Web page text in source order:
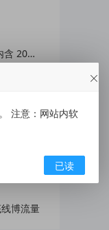
1.5GB】
色版
博流量
注意：网站内软
已读